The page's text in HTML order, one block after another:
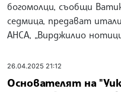
богомолци, съобщи
седмица, предават
АНСА, „Вирджилио
26.04.2025 21:12
Основателят на